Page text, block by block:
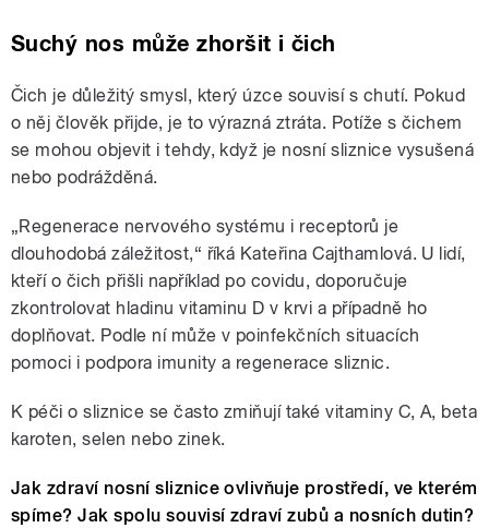
Suchý nos může zhoršit i čich
Čich je důležitý smysl, který úzce souvisí s chutí. Pokud
o něj člověk přijde, je to výrazná ztráta. Potíže s čichem
se mohou objevit i tehdy, když je nosní sliznice vysušená
nebo podrážděná.
„Regenerace nervového systému i receptorů je
dlouhodobá záležitost,“ říká Kateřina Cajthamlová. U lidí,
kteří o čich přišli například po covidu, doporučuje
zkontrolovat hladinu vitaminu D v krvi a případně ho
doplňovat. Podle ní může v poinfekčních situacích
pomoci i podpora imunity a regenerace sliznic.
K péči o sliznice se často zmiňují také vitaminy C, A, beta
karoten, selen nebo zinek.
Jak zdraví nosní sliznice ovlivňuje prostředí, ve kterém
spíme? Jak spolu souvisí zdraví zubů a nosních dutin?